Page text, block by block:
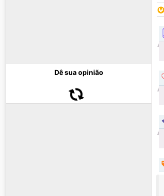
Dê sua opinião